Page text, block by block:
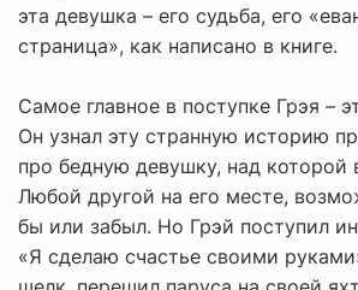
эта девушка – его судьба, его
страница», как написано в книге.
Самое главное в поступке Грэя –
Он узнал эту странную историю
про бедную девушку, над которой
Любой другой на его месте,
бы или забыл. Но Грэй поступил
«Я сделаю счастье своими